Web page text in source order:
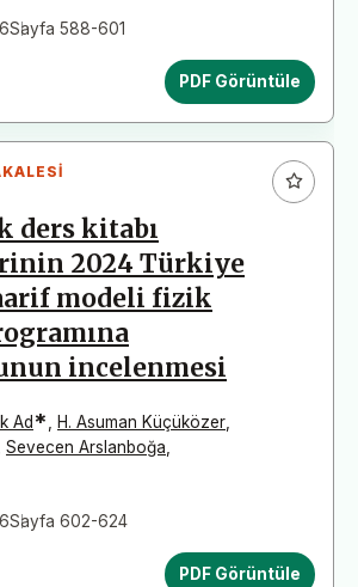
Sayfa 588-601
PDF Görüntüle
ders kitabı
2024 Türkiye
modeli fizik
incelenmesi
Ad* H. Asuman Küçüközer
Sevecen Arslanboğa
Sayfa 602-624
PDF Görüntüle